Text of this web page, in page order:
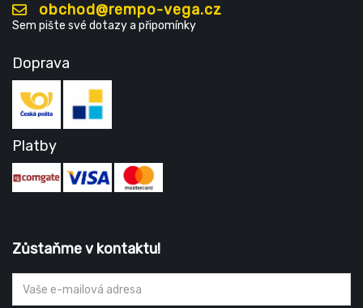
obchod@rempo-vega.cz
Sem pište své dotazy a připomínky
Doprava
Platby
Zůstaňme v kontaktu!